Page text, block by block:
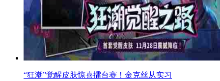
“狂潮”觉醒皮肤惊喜擂台赛！金克丝从实习